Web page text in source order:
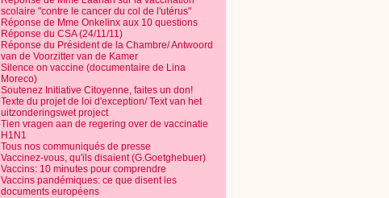
scolaire "contre le cancer du col de l'utérus"
Réponse de Mme Onkelinx aux 10 questions
Réponse du CSA (24/11/11)
Réponse du Président de la Chambre/ Antwoord
van de Voorzitter van de Kamer
Silence on vaccine (documentaire de Lina
Moreco)
Soutenez Initiative Citoyenne, faites un don!
Texte du projet de loi d'exception/ Text van het
uitzonderingswet project
Tien vragen aan de regering over de vaccinatie
H1N1
Tous nos communiqués de presse
Vaccinez-vous, qu'ils disaient (G.Goetghebuer)
Vaccins: 10 minutes pour comprendre
Vaccins pandémiques: ce que disent les
documents européens